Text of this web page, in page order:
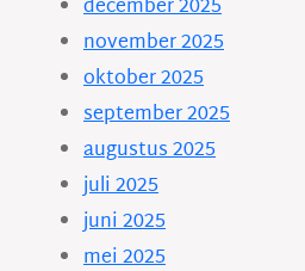
december 2025
november 2025
oktober 2025
september 2025
augustus 2025
juli 2025
juni 2025
mei 2025